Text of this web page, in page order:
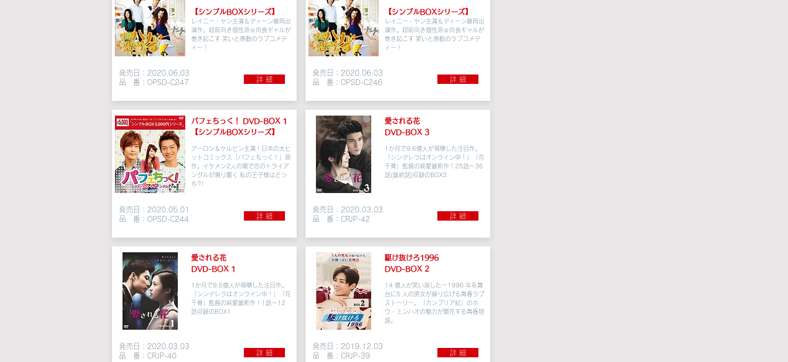
【シンプルBOXシリーズ】
レイニー・ヤン主演＆ディーン藤岡出
演作。超前向き個性派☆肉食ギャルが
巻き起こす 笑いと感動のラブコメデ
ィー！
発売日：2020.06.03
品 番：OPSD-C247
詳 細
パフェちっく！ DVD-BOX 1
【シンプルBOXシリーズ】
アーロン＆ケルビン主演！ 日本の大ヒ
ットコミックス「パフェちっく！」原
作。
イケメン2人の間で 恋のトライア
ングルが鳴り響く 私の王子様はどっ
ち?!
発売日：2020.05.01
品 番：OPSD-C244
詳 細
愛される花
DVD-BOX 1
1か月で9.6億人が視聴した注目作。
「シンデレラはオンライン中！」「花
千骨」監督の純愛最新作！1話～12
話収録のBOX1
発売日：2020.03.03
品 番：CRJP-40
詳 細
【シンプルBOXシリーズ】
レイニー・ヤン主演＆ディーン藤岡出
演作。超前向き個性派☆肉食ギャルが
巻き起こす 笑いと感動のラブコメデ
ィー！
発売日：2020.06.03
品 番：OPSD-C246
詳 細
愛される花
DVD-BOX 3
1か月で9.6億人が視聴した注目作。
「シンデレラはオンライン中！」「花
千骨」監督の純愛最新作！ 25話～36
話(最終話)収録のBOX3
発売日：2020.03.03
品 番：CRJP-42
詳 細
駆け抜けろ1996
DVD-BOX 2
14 億人が笑い涙したー1996 年を舞
台に5 人の男女が繰り広げる青春ラブ
ストーリー。「カンブリア紀」のホ
ウ・ミンハオの魅力が開花する青春物
語。
発売日：2019.12.03
品 番：CRJP-39
詳 細